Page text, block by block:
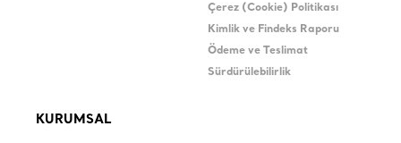
Çerez (Cookie) Politikası
Kimlik ve Findeks Raporu
Ödeme ve Teslimat
Sürdürülebilirlik
KURUMSAL